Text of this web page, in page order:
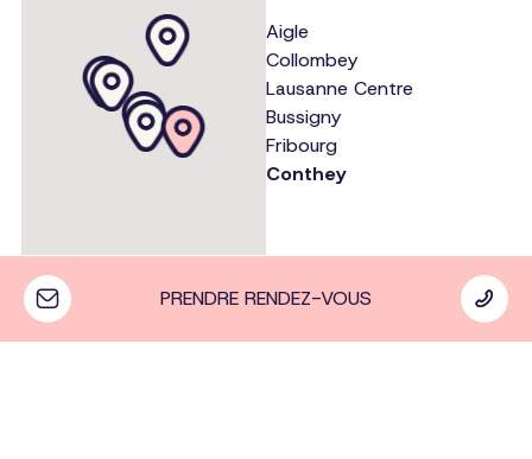
PRENDRE RENDEZ-VOUS
Aigle
Collombey
Lausanne Centre
Bussigny
Fribourg
Conthey
EASYLAB
Conthey